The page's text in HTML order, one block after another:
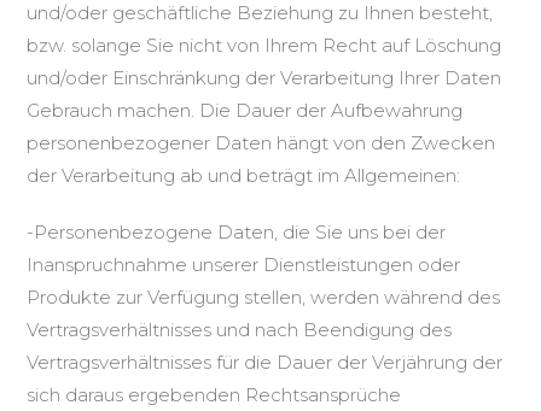
und/oder geschäftliche Beziehung zu Ihnen besteht,
bzw. solange Sie nicht von Ihrem Recht auf Löschung
und/oder Einschränkung der Verarbeitung Ihrer Daten
Gebrauch machen. Die Dauer der Aufbewahrung
personenbezogener Daten hängt von den Zwecken
der Verarbeitung ab und beträgt im Allgemeinen:
-Personenbezogene Daten, die Sie uns bei der
Inanspruchnahme unserer Dienstleistungen oder
Produkte zur Verfügung stellen, werden während des
Vertragsverhältnisses und nach Beendigung des
Vertragsverhältnisses für die Dauer der Verjährung der
sich daraus ergebenden Rechtsansprüche